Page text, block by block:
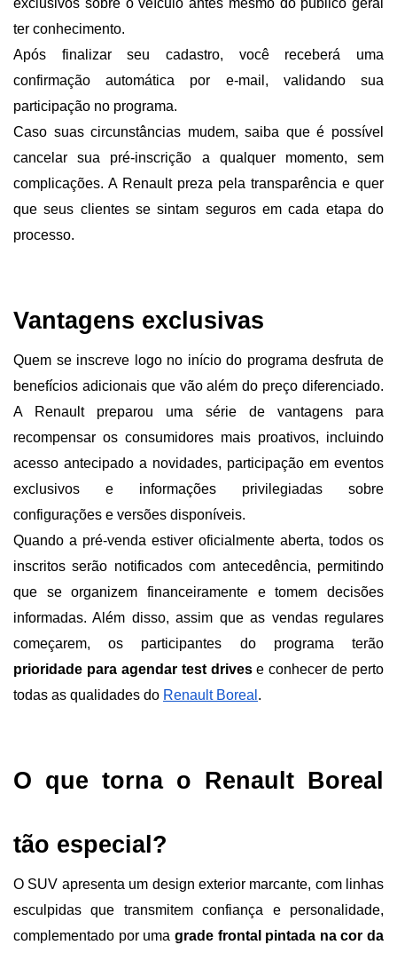
exclusivos sobre o veículo antes mesmo do público geral
ter conhecimento.
Após finalizar seu cadastro, você receberá uma
confirmação automática por e-mail, validando sua
participação no programa.
Caso suas circunstâncias mudem, saiba que é possível
cancelar sua pré-inscrição a qualquer momento, sem
complicações. A Renault preza pela transparência e quer
que seus clientes se sintam seguros em cada etapa do
processo.
Vantagens exclusivas
Quem se inscreve logo no início do programa desfruta de
benefícios adicionais que vão além do preço diferenciado.
A Renault preparou uma série de vantagens para
recompensar os consumidores mais proativos, incluindo
acesso antecipado a novidades, participação em eventos
exclusivos e informações privilegiadas sobre
configurações e versões disponíveis.
Quando a pré-venda estiver oficialmente aberta, todos os
inscritos serão notificados com antecedência, permitindo
que se organizem financeiramente e tomem decisões
informadas. Além disso, assim que as vendas regulares
prioridade para agendar test drives e conhecer de perto
todas as qualidades do Renault Boreal .
O que torna o Renault Boreal
tão especial?
O SUV apresenta um design exterior marcante, com linhas
esculpidas que transmitem confiança e personalidade,
complementado por uma grade frontal pintada na cor da